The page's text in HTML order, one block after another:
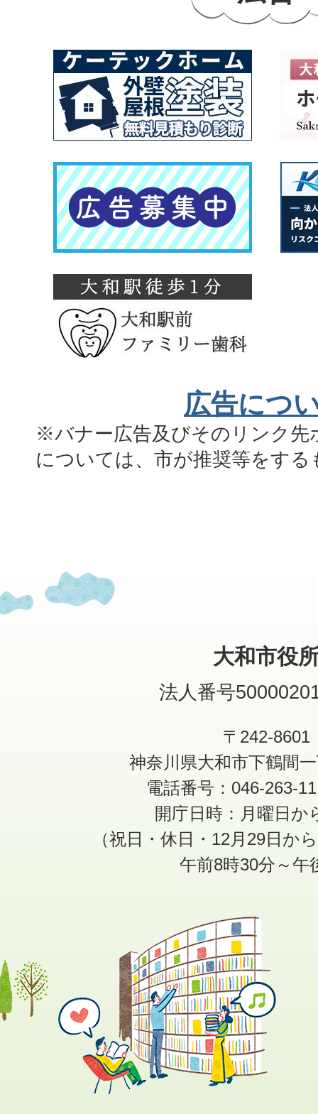
広告につ
※バナー広告及びそのリンク先
については、市が推奨等をす
大和市役
法人番号
〒242-8601
神奈川県大和市下鶴間
電話番号：046-263-
開庁日時：月曜日か
（祝日・休日・12月29日か
午前8時30分～午